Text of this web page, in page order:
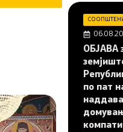
ОБЈАВА
по пат